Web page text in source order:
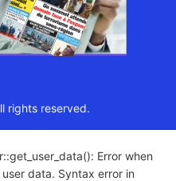
rights reserved.
Error when
data. Syntax error in